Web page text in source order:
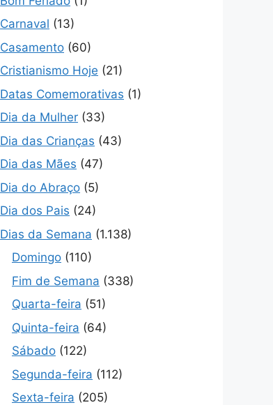
Carnaval (13)
Casamento (60)
Cristianismo Hoje (21)
Datas Comemorativas (1)
Dia da Mulher (33)
Dia das Crianças (43)
Dia das Mães (47)
Dia do Abraço (5)
Dia dos Pais (24)
Dias da Semana (1.138)
Domingo (110)
Fim de Semana (338)
Quarta-feira (51)
Quinta-feira (64)
Sábado (122)
Segunda-feira (112)
Sexta-feira (205)